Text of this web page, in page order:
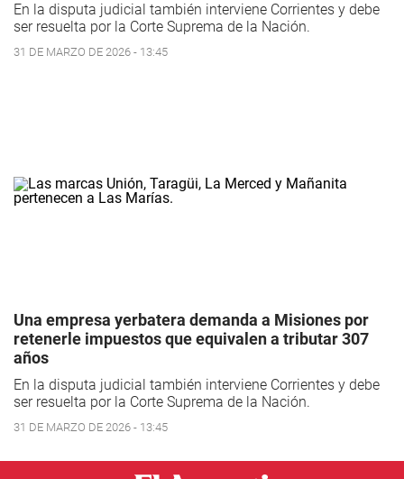
En la disputa judicial también interviene Corrientes y debe
ser resuelta por la Corte Suprema de la Nación.
31 DE MARZO DE 2026 - 13:45
Una empresa yerbatera demanda a Misiones por
retenerle impuestos que equivalen a tributar 307
años
En la disputa judicial también interviene Corrientes y debe
ser resuelta por la Corte Suprema de la Nación.
31 DE MARZO DE 2026 - 13:45